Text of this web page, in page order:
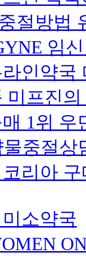
절방법
임
인약국
미프진
1위
중절상
리아
소약국